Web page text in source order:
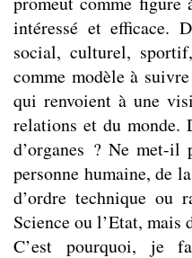
intéressé et efficace.
social, culturel,
comme modèle à
qui renvoient à une
relations et du monde.
d’organes ? Ne met-il
personne humaine, de
d’ordre technique ou
Science ou l’Etat,
C’est pourquoi, je